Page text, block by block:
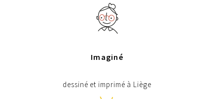
Imaginé
dessiné et imprimé à Liège